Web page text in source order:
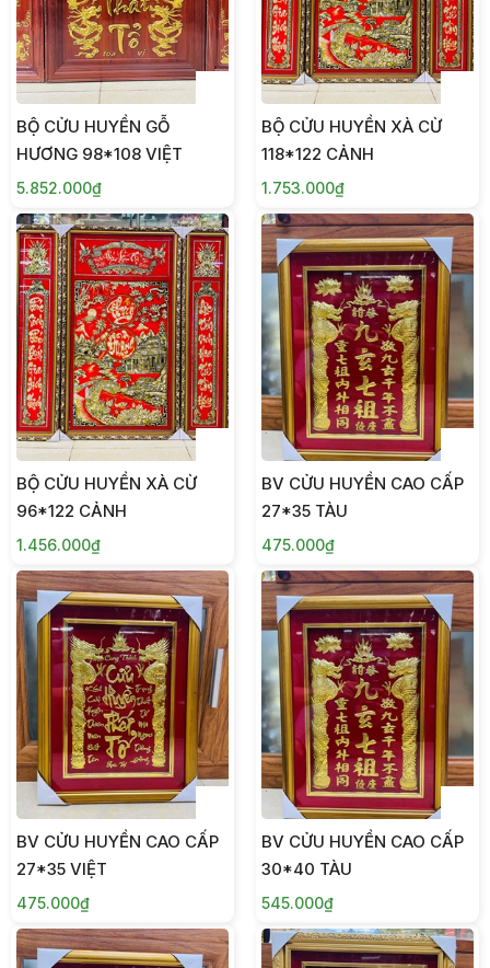
BỘ CỬU HUYỀN GỖ
HƯƠNG 98*108 VIỆT
5.852.000₫
BỘ CỬU HUYỀN XÀ CỪ
118*122 CẢNH
1.753.000₫
BỘ CỬU HUYỀN XÀ CỪ
96*122 CẢNH
1.456.000₫
BV CỬU HUYỀN CAO CẤP
27*35 TÀU
475.000₫
BV CỬU HUYỀN CAO CẤP
27*35 VIỆT
475.000₫
BV CỬU HUYỀN CAO CẤP
30*40 TÀU
545.000₫